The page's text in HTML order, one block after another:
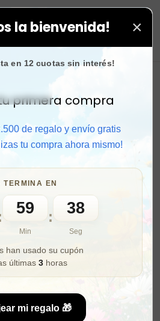
la bienvenida! ×
en 12 cuotas sin interés!
Activar sonido
primera compra
de regalo y envío gratis
tu compra ahora mismo!
TERMINA EN
59
Min
: 36
Seg
han usado su cupón
últimas 3horas
mi regalo 🎁
rápido y aprovecha. 💙